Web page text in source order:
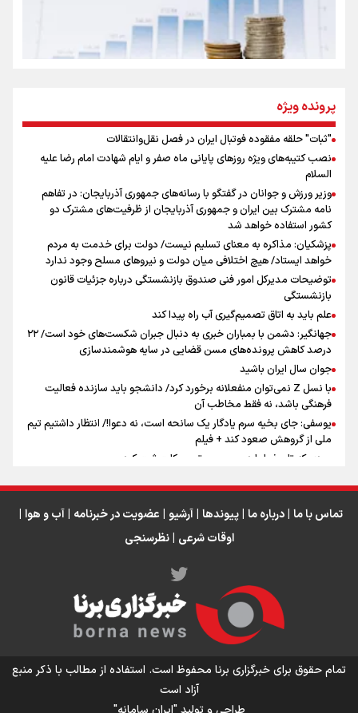
روایت ایران از کنار مردم
جمله‌ای که بغض چهارماهه را شکست؛ «آهای مردم، آقا از
تهران رفتند»
سه حسرتی که به دلم ماند
اینفو برنا/ میزان مالیات بر ارزش افزوده چقدر است؟
اینفو برنا / ۴ مسیر اصلی پیاده روی اربعین در عراق
اینفو برنا / توصیه‌هایی طلایی برای پیاده روی اربعین
پرونده ویژه
"ثبات" حلقه مفقوده فوتبال ایران در فصل نقل‌وانتقالات
نصب کتیبه‌های ویژه روزهای پایانی ماه صفر و ایام شهادت امام رضا علیه
السلام
وزیر ورزش و جوانان در گفتگو با رسانه‌های جمهوری آذربایجان: در تفاهم
نامه مشترک بین ایران و جمهوری آذربایجان از ظرفیت‌های مشترک دو
کشور استفاده خواهد شد
پزشکیان: مذاکره به معنای تسلیم نیست/ دولت برای خدمت به مردم
خواهد ایستاد/ هیچ اختلافی میان دولت و نیروهای مسلح وجود ندارد
توضیحات مدیرکل امور فنی صندوق بازنشستگی درباره جزئیات قانون
بازنشستگی
علم باید به اتاق تصمیم‌گیری آب راه پیدا کند
جهانگیر: دشمن با بمباران خبری به دنبال جبران شکست‌های خود است/ ۲۲
درصد کاهش پرونده‌های مسن قضایی در سایه هوشمندسازی
جوان سال ایران باشید
با نسل Z نمی‌توان منفعلانه برخورد کرد/ دانشجو باید سازنده فعالیت
فرهنگی باشد، نه فقط مخاطب آن
یوسفی: جای بخیه سرم یادگار یک سانحه است، نه دعوا!/ انتظار داشتیم تیم
ملی از گروهش صعود کند + فیلم
مردی که تاریخ را با دوربین و موتورسیکلت ثبت کرد
انتظار حضور تیم‌های بزرگ مثل استقلال در لیگ هستیم
تماس با ما درباره ما پیوندها آرشیو عضویت در خبرنامه آب و هوا
اوقات شرعی نظرسنجی
تمام حقوق برای خبرگزاری برنا محفوظ است. استفاده از مطالب با ذکر منبع
آزاد است